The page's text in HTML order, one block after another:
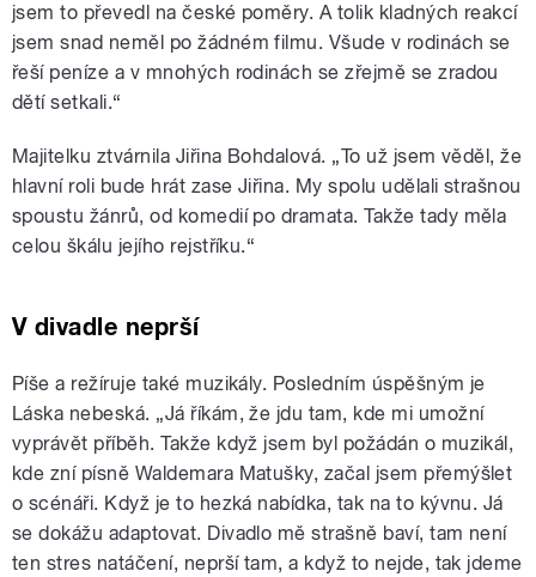
jsem to převedl na české poměry. A tolik kladných reakcí
jsem snad neměl po žádném filmu. Všude v rodinách se
řeší peníze a v mnohých rodinách se zřejmě se zradou
dětí setkali.“
Majitelku ztvárnila Jiřina Bohdalová. „To už jsem věděl, že
hlavní roli bude hrát zase Jiřina. My spolu udělali strašnou
spoustu žánrů, od komedií po dramata. Takže tady měla
celou škálu jejího rejstříku.“
V divadle neprší
Píše a režíruje také muzikály. Posledním úspěšným je
Láska nebeská. „Já říkám, že jdu tam, kde mi umožní
vyprávět příběh. Takže když jsem byl požádán o muzikál,
kde zní písně Waldemara Matušky, začal jsem přemýšlet
o scénáři. Když je to hezká nabídka, tak na to kývnu. Já
se dokážu adaptovat. Divadlo mě strašně baví, tam není
ten stres natáčení, neprší tam, a když to nejde, tak jdeme